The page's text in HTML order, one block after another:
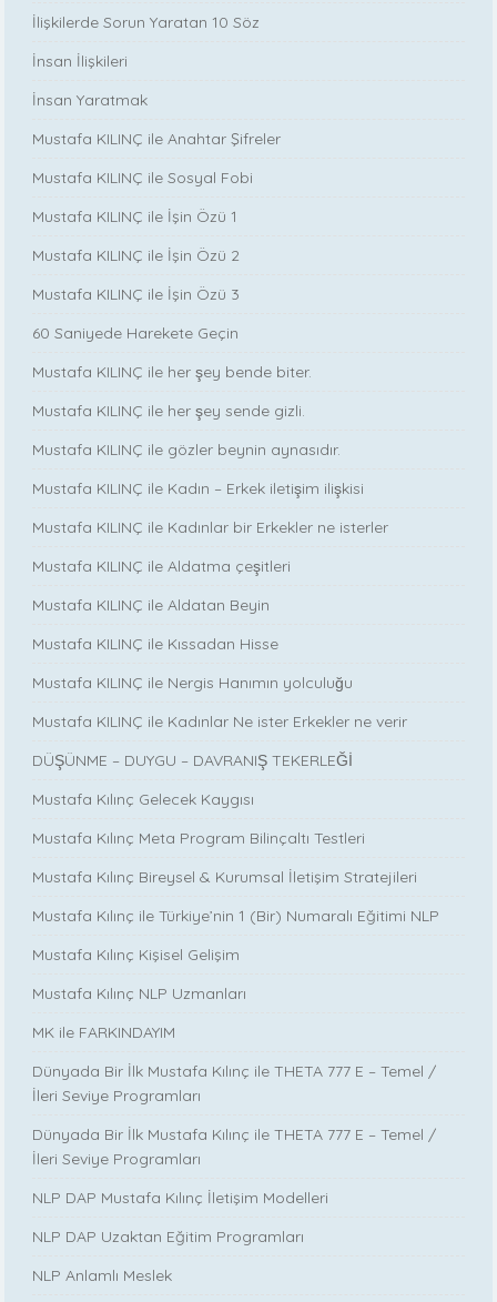
İlişkilerde Sorun Yaratan 10 Söz
İnsan İlişkileri
İnsan Yaratmak
Mustafa KILINÇ ile Anahtar Şifreler
Mustafa KILINÇ ile Sosyal Fobi
Mustafa KILINÇ ile İşin Özü 1
Mustafa KILINÇ ile İşin Özü 2
Mustafa KILINÇ ile İşin Özü 3
60 Saniyede Harekete Geçin
Mustafa KILINÇ ile her şey bende biter.
Mustafa KILINÇ ile her şey sende gizli.
Mustafa KILINÇ ile gözler beynin aynasıdır.
Mustafa KILINÇ ile Kadın – Erkek iletişim ilişkisi
Mustafa KILINÇ ile Kadınlar bir Erkekler ne isterler
Mustafa KILINÇ ile Aldatma çeşitleri
Mustafa KILINÇ ile Aldatan Beyin
Mustafa KILINÇ ile Kıssadan Hisse
Mustafa KILINÇ ile Nergis Hanımın yolculuğu
Mustafa KILINÇ ile Kadınlar Ne ister Erkekler ne verir
DÜŞÜNME – DUYGU – DAVRANIŞ TEKERLEĞİ
Mustafa Kılınç Gelecek Kaygısı
Mustafa Kılınç Meta Program Bilinçaltı Testleri
Mustafa Kılınç Bireysel & Kurumsal İletişim Stratejileri
Mustafa Kılınç ile Türkiye’nin 1 (Bir) Numaralı Eğitimi NLP
Mustafa Kılınç Kişisel Gelişim
Mustafa Kılınç NLP Uzmanları
MK ile FARKINDAYIM
Dünyada Bir İlk Mustafa Kılınç ile THETA 777 E – Temel /
İleri Seviye Programları
Dünyada Bir İlk Mustafa Kılınç ile THETA 777 E – Temel /
İleri Seviye Programları
NLP DAP Mustafa Kılınç İletişim Modelleri
NLP DAP Uzaktan Eğitim Programları
NLP Anlamlı Meslek